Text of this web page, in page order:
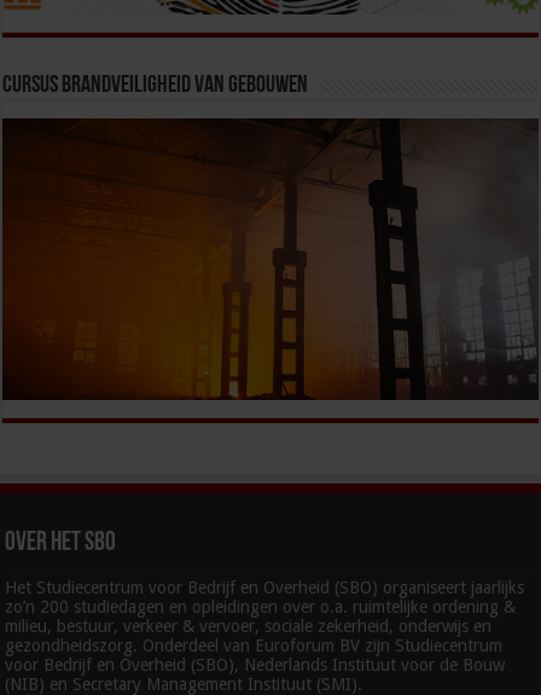
Cursus Brandveiligheid van Gebouwen
Over het SBO
Het Studiecentrum voor Bedrijf en Overheid (SBO) organiseert jaarlijks
zo’n 200 studiedagen en opleidingen over o.a. ruimtelijke ordening &
milieu, bestuur, verkeer & vervoer, sociale zekerheid, onderwijs en
gezondheidszorg. Onderdeel van Euroforum BV zijn Studiecentrum
voor Bedrijf en Overheid (SBO), Nederlands Instituut voor de Bouw
(NIB) en Secretary Management Instituut (SMI).